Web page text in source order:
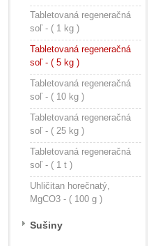
Tabletovaná regeneračná
soľ - ( 1 kg )
Tabletovaná regeneračná
soľ - ( 5 kg )
Tabletovaná regeneračná
soľ - ( 10 kg )
Tabletovaná regeneračná
soľ - ( 25 kg )
Tabletovaná regeneračná
soľ - ( 1 t )
Uhličitan horečnatý,
MgCO3 - ( 100 g )
Sušiny